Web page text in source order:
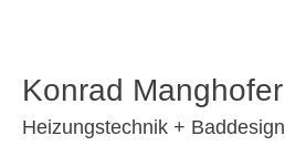
Konrad Manghofer
Heizungstechnik + Baddesign